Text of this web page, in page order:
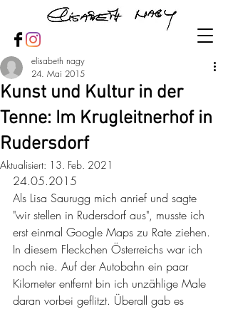
Kunst und Kultur in der
Tenne: Im Krugleitnerhof in
Rudersdorf
elisabeth nagy
24. Mai 2015
Aktualisiert: 13. Feb. 2021
24.05.2015
Als Lisa Saurugg mich anrief und sagte
"wir stellen in Rudersdorf aus", musste ich
erst einmal Google Maps zu Rate ziehen.
In diesem Fleckchen Österreichs war ich
noch nie. Auf der Autobahn ein paar
Kilometer entfernt bin ich unzählige Male
daran vorbei geflitzt. Überall gab es